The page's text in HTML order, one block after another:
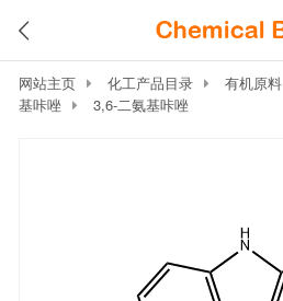
网站主页 化工产品目录 有机原料
基咔唑
3,6-二氨基咔唑